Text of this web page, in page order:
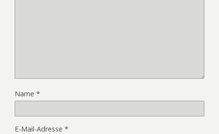
Name *
E-Mail-Adresse *